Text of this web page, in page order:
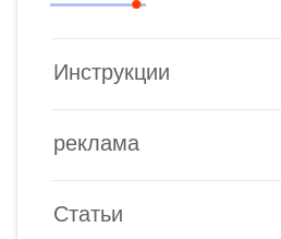
Инструкции
реклама
Статьи